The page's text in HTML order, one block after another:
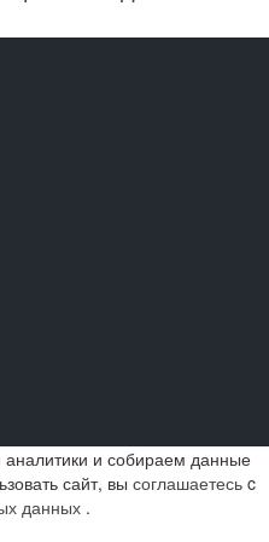
и собираем данные
сайт, вы соглашаетесь c
данных .